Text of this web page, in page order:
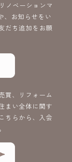
ノベーションマ
、お知らせをい
だち追加をお願
買、リフォーム
まい全体に関す
ちらから、入会